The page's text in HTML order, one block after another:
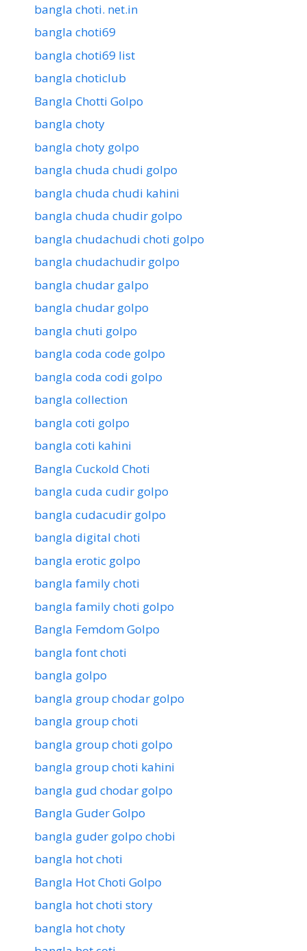
bangla choti. net.in
bangla choti69
bangla choti69 list
bangla choticlub
Bangla Chotti Golpo
bangla choty
bangla choty golpo
bangla chuda chudi golpo
bangla chuda chudi kahini
bangla chuda chudir golpo
bangla chudachudi choti golpo
bangla chudachudir golpo
bangla chudar galpo
bangla chudar golpo
bangla chuti golpo
bangla coda code golpo
bangla coda codi golpo
bangla collection
bangla coti golpo
bangla coti kahini
Bangla Cuckold Choti
bangla cuda cudir golpo
bangla cudacudir golpo
bangla digital choti
bangla erotic golpo
bangla family choti
bangla family choti golpo
Bangla Femdom Golpo
bangla font choti
bangla golpo
bangla group chodar golpo
bangla group choti
bangla group choti golpo
bangla group choti kahini
bangla gud chodar golpo
Bangla Guder Golpo
bangla guder golpo chobi
bangla hot choti
Bangla Hot Choti Golpo
bangla hot choti story
bangla hot choty